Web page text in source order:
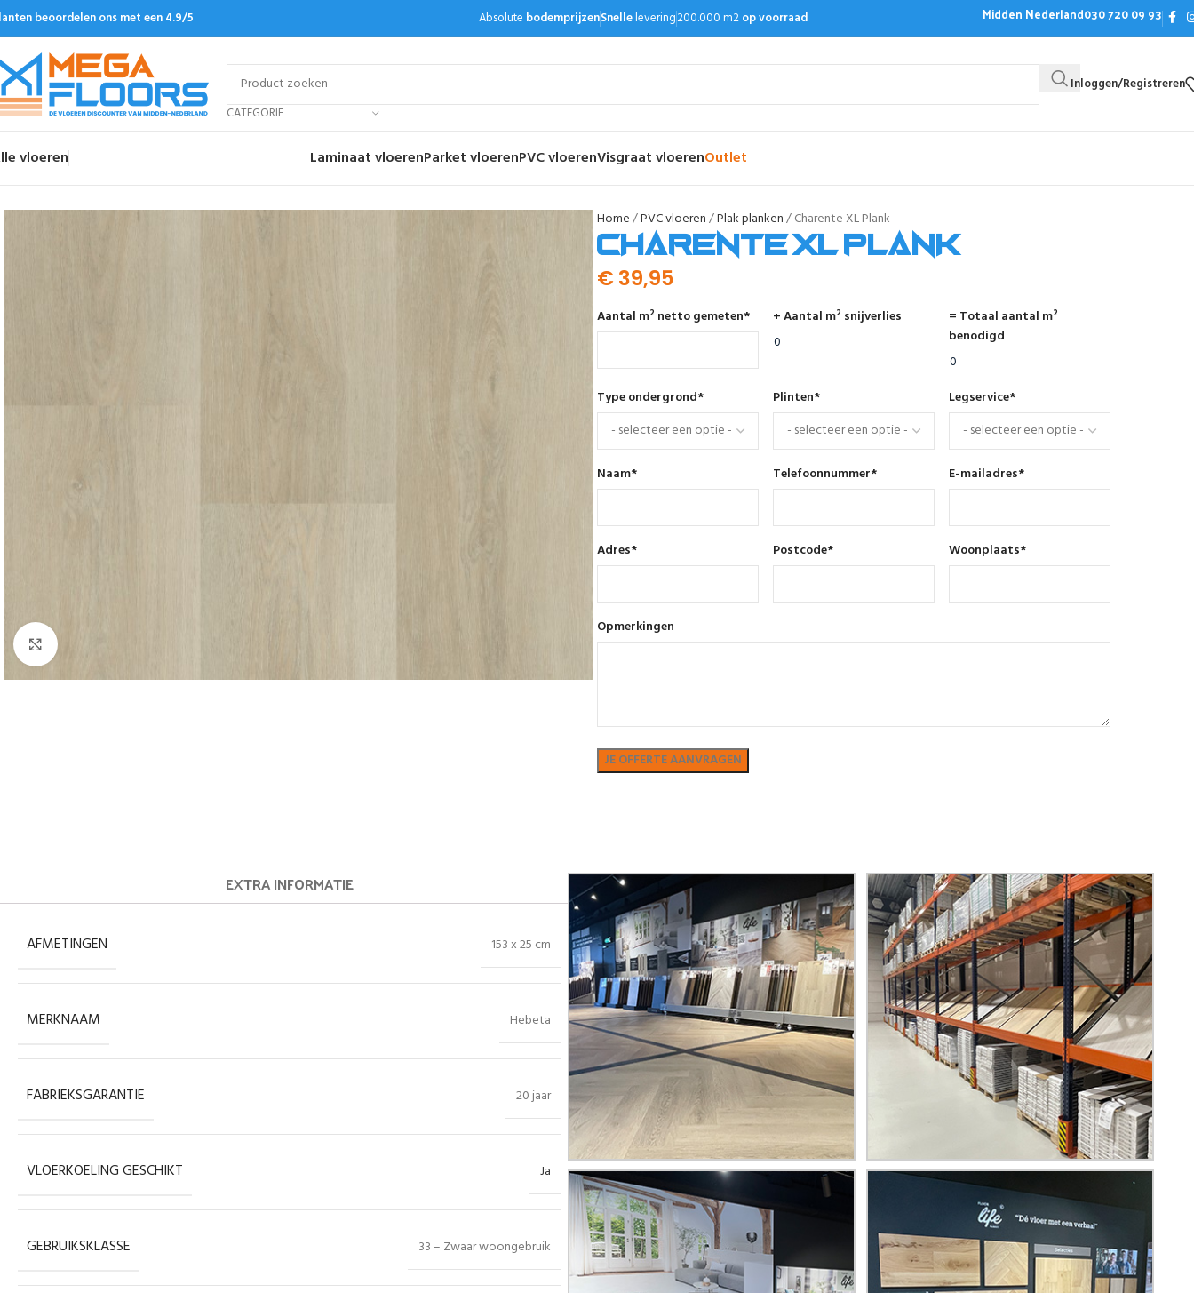
beoordelen ons met een 4.9/5 Absolute bodemprijzenSnellelevering200.000 m2op voorraad Midden Nederland030 720 09 93
CATEGORIE
Inloggen/Registreren
vloeren Laminaat vloerenParket vloerenPVC vloerenVisgraat vloerenOutlet
Home PVC vloeren Plak planken Charente XL Plank
Charente XL Plank
€39,95
Aantal m² netto gemeten* + Aantal m² snijverlies
= Totaal aantal m²
benodigd
Type ondergrond* Plinten* Legservice*
Naam* Telefoonnummer* E-mailadres*
Adres* Postcode* Woonplaats*
Opmerkingen
EXTRA INFORMATIE
AFMETINGEN 153 x 25 cm
MERKNAAM Hebeta
FABRIEKSGARANTIE 20 jaar
VLOERKOELING GESCHIKT Ja
GEBRUIKSKLASSE 33 – Zwaar woongebruik